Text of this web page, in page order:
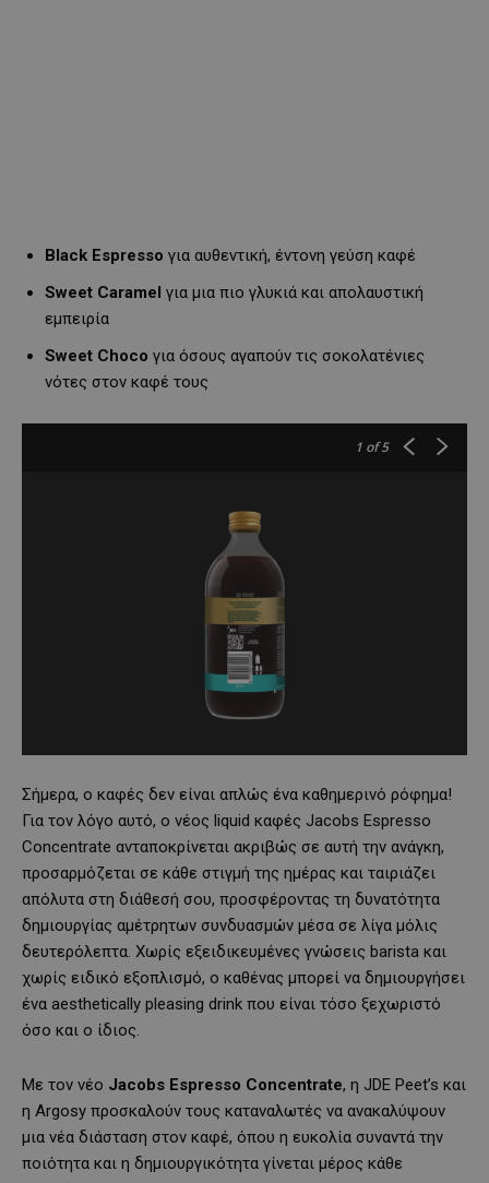
Black Espresso για αυθεντική, έντονη γεύση καφέ
Sweet Caramel για μια πιο γλυκιά και απολαυστική
εμπειρία
Sweet Choco για όσους αγαπούν τις σοκολατένιες
νότες στον καφέ τους
1 of 5
Σήμερα, ο καφές δεν είναι απλώς ένα καθημερινό ρόφημα!
Για τον λόγο αυτό, ο νέος liquid καφές Jacobs Espresso
Concentrate ανταποκρίνεται ακριβώς σε αυτή την ανάγκη,
προσαρμόζεται σε κάθε στιγμή της ημέρας και ταιριάζει
απόλυτα στη διάθεσή σου, προσφέροντας τη δυνατότητα
δημιουργίας αμέτρητων συνδυασμών μέσα σε λίγα μόλις
δευτερόλεπτα. Χωρίς εξειδικευμένες γνώσεις barista και
χωρίς ειδικό εξοπλισμό, ο καθένας μπορεί να δημιουργήσει
ένα aesthetically pleasing drink που είναι τόσο ξεχωριστό
όσο και ο ίδιος.
Με τον νέο Jacobs Espresso Concentrate, η JDE Peet’s και
η Argosy προσκαλούν τους καταναλωτές να ανακαλύψουν
μια νέα διάσταση στον καφέ, όπου η ευκολία συναντά την
ποιότητα και η δημιουργικότητα γίνεται μέρος κάθε